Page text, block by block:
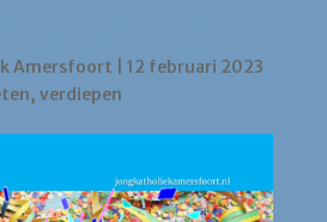
Amersfoort
12 februari 2023
, verdiepen